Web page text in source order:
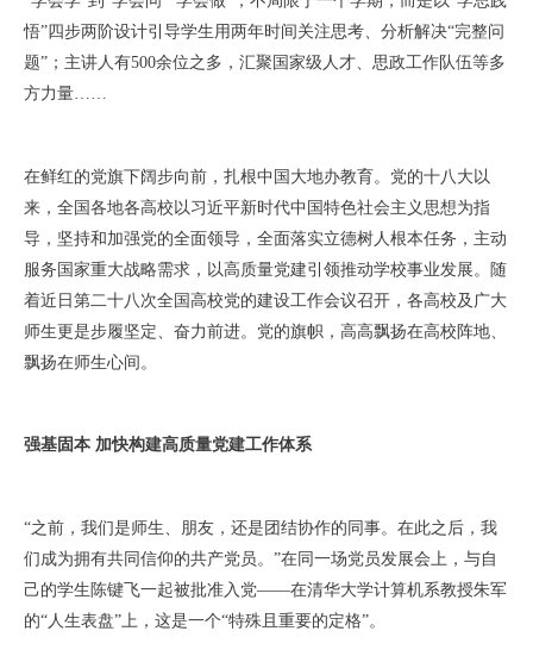
悟”四步两阶设计引导学生用两年时间关注思考、分析解决“完整问
题”；主讲人有500余位之多，汇聚国家级人才、思政工作队伍等多
方力量……
在鲜红的党旗下阔步向前，扎根中国大地办教育。党的十八大以
来，全国各地各高校以习近平新时代中国特色社会主义思想为指
导，坚持和加强党的全面领导，全面落实立德树人根本任务，主动
服务国家重大战略需求，以高质量党建引领推动学校事业发展。随
着近日第二十八次全国高校党的建设工作会议召开，各高校及广大
师生更是步履坚定、奋力前进。党的旗帜，高高飘扬在高校阵地、
飘扬在师生心间。
强基固本 加快构建高质量党建工作体系
“之前，我们是师生、朋友，还是团结协作的同事。在此之后，我
们成为拥有共同信仰的共产党员。”在同一场党员发展会上，与自
己的学生陈键飞一起被批准入党——在清华大学计算机系教授朱军
的“人生表盘”上，这是一个“特殊且重要的定格”。